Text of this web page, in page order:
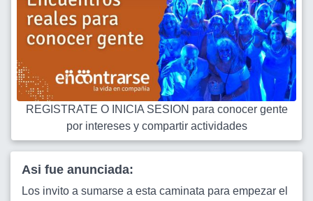
REGISTRATE O INICIA SESION para conocer gente
por intereses y compartir actividades
Asi fue anunciada:
Los invito a sumarse a esta caminata para empezar el